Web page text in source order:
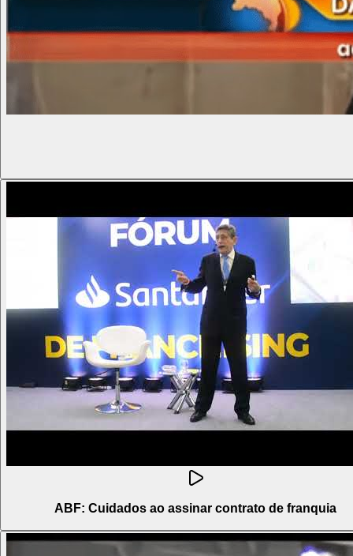
ABF: Cuidados ao assinar contrato de franquia